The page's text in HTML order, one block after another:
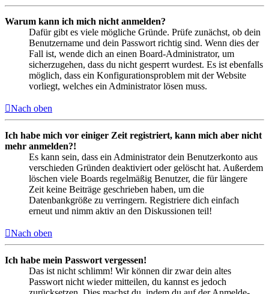
Warum kann ich mich nicht anmelden?
Dafür gibt es viele mögliche Gründe. Prüfe zunächst, ob dein
Benutzername und dein Passwort richtig sind. Wenn dies der
Fall ist, wende dich an einen Board-Administrator, um
sicherzugehen, dass du nicht gesperrt wurdest. Es ist ebenfalls
möglich, dass ein Konfigurationsproblem mit der Website
vorliegt, welches ein Administrator lösen muss.
Nach oben
Ich habe mich vor einiger Zeit registriert, kann mich aber nicht
mehr anmelden?!
Es kann sein, dass ein Administrator dein Benutzerkonto aus
verschieden Gründen deaktiviert oder gelöscht hat. Außerdem
löschen viele Boards regelmäßig Benutzer, die für längere
Zeit keine Beiträge geschrieben haben, um die
Datenbankgröße zu verringern. Registriere dich einfach
erneut und nimm aktiv an den Diskussionen teil!
Nach oben
Ich habe mein Passwort vergessen!
Das ist nicht schlimm! Wir können dir zwar dein altes
Passwort nicht wieder mitteilen, du kannst es jedoch